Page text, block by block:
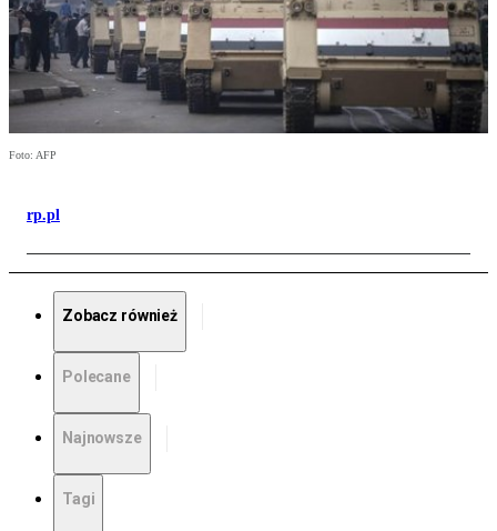
Foto: AFP
rp.pl
Zobacz również
Polecane
Najnowsze
Tagi